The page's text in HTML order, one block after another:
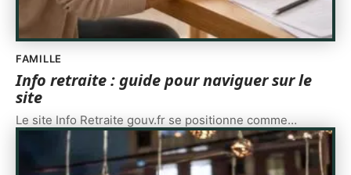
FAMILLE
Info retraite : guide pour naviguer sur le
site
Le site Info Retraite gouv.fr se positionne comme…